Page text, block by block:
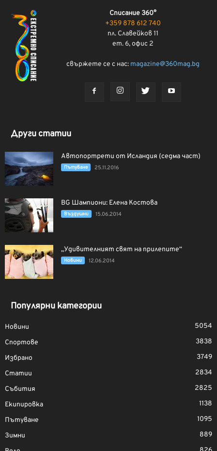
Списание 360°
+359 878 612 740
пл. Славейков 11
ет. 6, офис 2
свържете се с нас: magazine@360mag.bg
Други статии
Автопортрети от Исландия (седма част)
Пътуване 25.11.2016
BG Шампиони: Елена Костова
Въздушни 15.06.2014
„Удивителният свят на прилепите“
Новини 12.06.2014
Популярни категории
Новини
5054
Спортове
3838
Избрано
3749
Статии
2834
Събития
2825
Екипировка
1138
Пътуване
1095
Зимни
889